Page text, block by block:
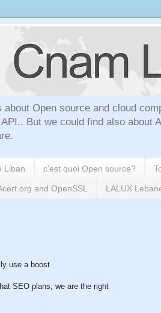
Open source and cloud
But we could find also about
Liban c'est quoi Open source?
and OpenSSL LALUX
use a boost
SEO plans, we are the right